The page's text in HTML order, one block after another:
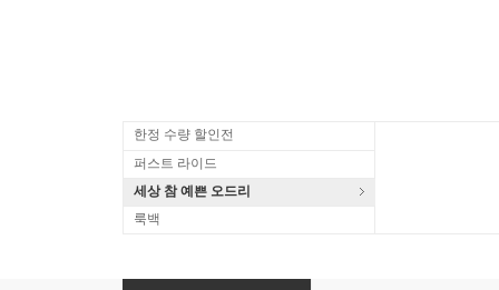
한정 수량 할인전
퍼스트 라이드
세상 참 예쁜 오드리
룩백